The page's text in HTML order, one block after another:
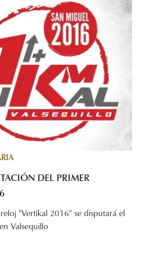
DEL PRIMER
"Vertikal 2016" se disputará el
Valsequillo